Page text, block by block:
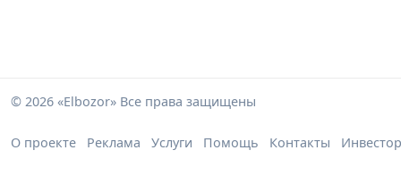
© 2026 «Elbozor» Все права защищены
О проекте Реклама Услуги Помощь Контакты